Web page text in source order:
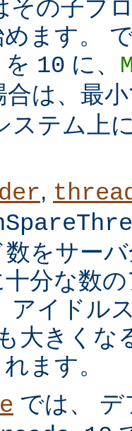
その子プ
ます。
を 10 に、
合は、最
ステム上
,
数をサー
十分な数
アイドル
大きくな
ます。
では、